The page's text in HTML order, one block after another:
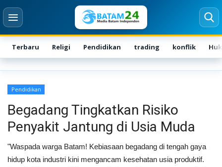
Terbaru Religi Pendidikan trading konflik
Login Register
Karir
Kontak
Pendidikan
Begadang Tingkatkan Risiko
Penyakit Jantung di Usia Muda
"Waspada warga Batam! Kebiasaan begadang di tengah gaya
hidup kota industri kini mengancam kesehatan usia produktif.